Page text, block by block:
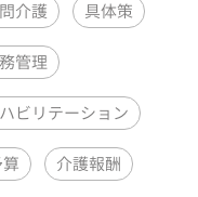
介護 具体策
管理
ビリテーション
介護報酬